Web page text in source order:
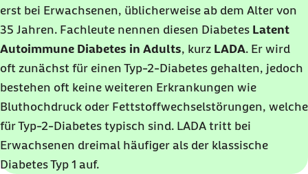
erst bei Erwachsenen, üblicherweise ab dem Alter von
35 Jahren. Fachleute nennen diesen Diabetes Latent
Autoimmune Diabetes in Adults, kurz LADA. Er wird
oft zunächst für einen Typ-2-Diabetes gehalten, jedoch
bestehen oft keine weiteren Erkrankungen wie
Bluthochdruck oder Fettstoffwechselstörungen, welche
für Typ-2-Diabetes typisch sind. LADA tritt bei
Erwachsenen dreimal häufiger als der klassische
Diabetes Typ 1 auf.